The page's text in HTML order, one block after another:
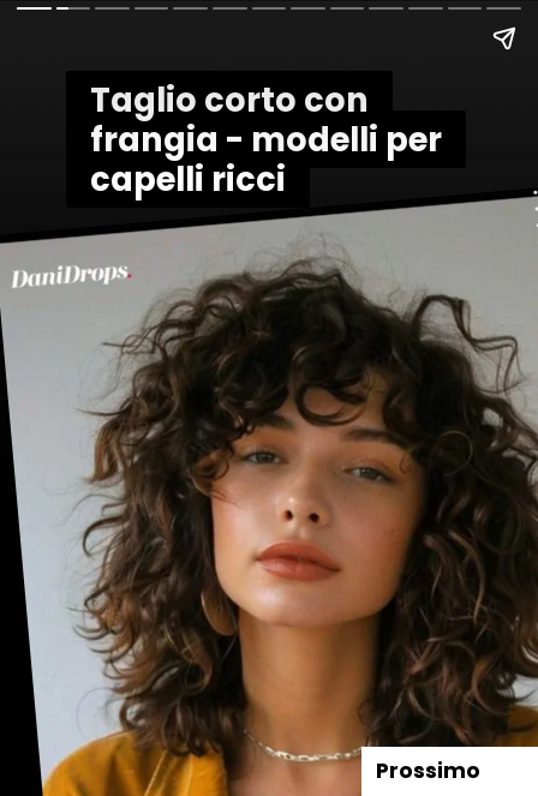
Taglio corto con
frangia - modelli per
capelli ricci
Taglio corto con
frangia - modelli per
capelli ricci
Prossimo